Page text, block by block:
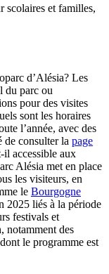
scolaires et familles,
d’Alésia? Les
du parc ou
pour des visites
sont les horaires
l’année, avec des
de consulter la page
il accessible aux
Alésia met en place
les visiteurs, en
le Bourgogne
2025 liés à la période
festivals et
notamment des
le programme est